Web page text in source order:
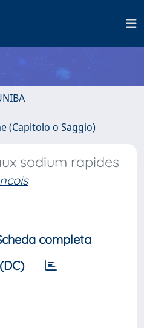
(Capitolo o Saggio)
sodium rapides
completa